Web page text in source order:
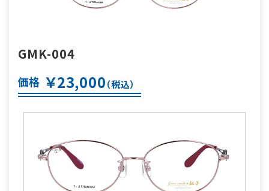
GMK-004
価格 ￥23,000（税込）